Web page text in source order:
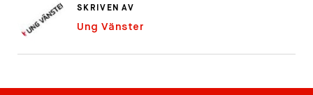
SKRIVEN AV
Ung Vänster